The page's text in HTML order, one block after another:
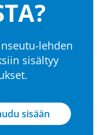
lehden
sisältyy
sisään